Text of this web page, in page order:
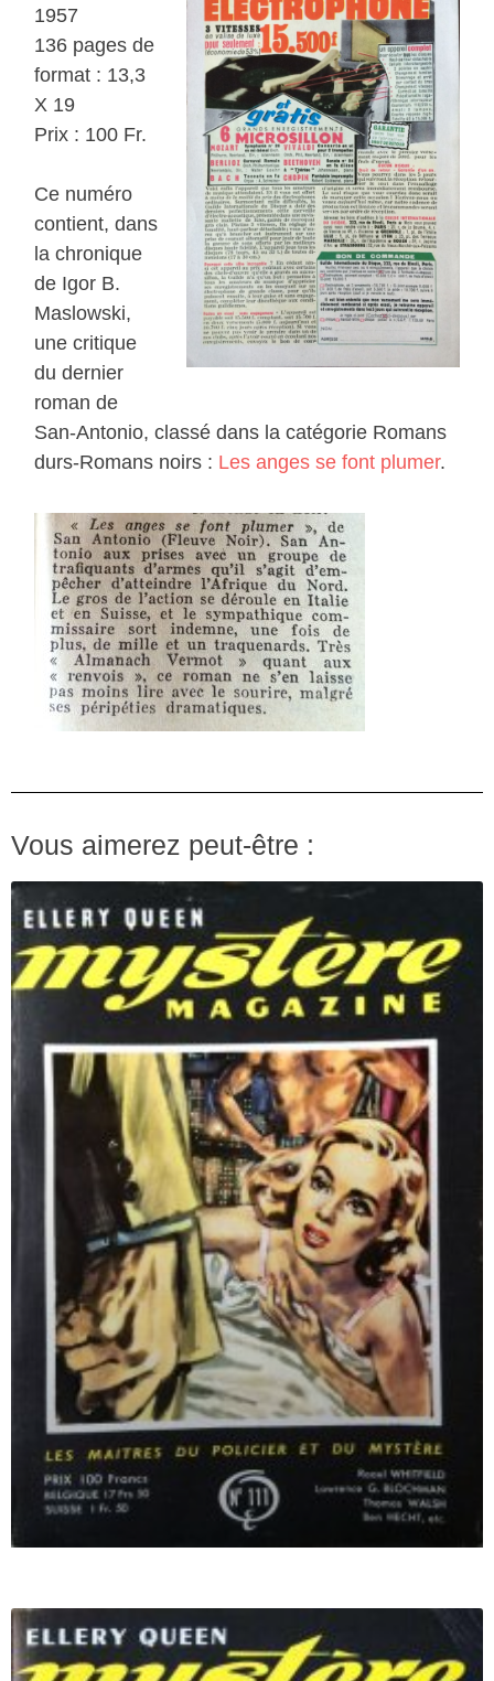
1957
136 pages de
format : 13,3
X 19
Prix : 100 Fr.
Ce numéro
contient, dans
la chronique
de Igor B.
Maslowski,
une critique
du dernier
roman de
San-Antonio, classé dans la catégorie Romans
durs-Romans noirs : Les anges se font plumer.
Vous aimerez peut-être :